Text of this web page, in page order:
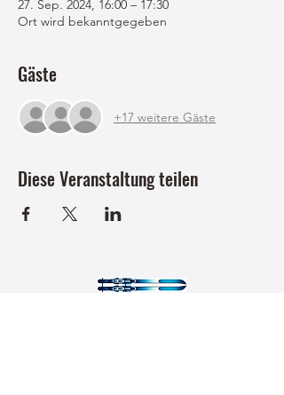
27. Sep. 2024, 16:00 – 17:30
Ort wird bekanntgegeben
Gäste
+17 weitere Gäste
Diese Veranstaltung teilen